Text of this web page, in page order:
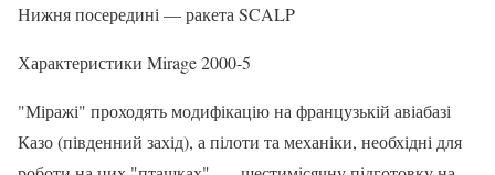
Нижня посередині — ракета SCALP
Характеристики Mirage 2000-5
"Міражі" проходять модифікацію на французькій авіабазі
Казо (південний захід), а пілоти та механіки, необхідні для